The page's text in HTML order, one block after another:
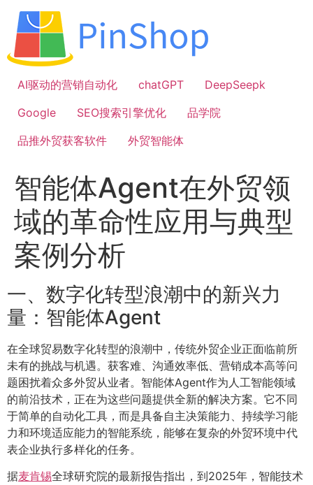
容
AI驱动的营销自动化
chatGPT
DeepSeepk
Google
SEO搜索引擎优化
品学院
品推外贸获客软件
外贸智能体
智能体Agent在外贸领
域的革命性应用与典型
案例分析
一、数字化转型浪潮中的新兴力
量：智能体Agent
在全球贸易数字化转型的浪潮中，传统外贸企业正面临前所
未有的挑战与机遇。获客难、沟通效率低、营销成本高等问
题困扰着众多外贸从业者。智能体Agent作为人工智能领域
的前沿技术，正在为这些问题提供全新的解决方案。它不同
于简单的自动化工具，而是具备自主决策能力、持续学习能
力和环境适应能力的智能系统，能够在复杂的外贸环境中代
表企业执行多样化的任务。
据麦肯锡全球研究院的最新报告指出，到2025年，智能技术